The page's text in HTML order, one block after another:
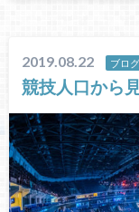
2019.08.22 ブログ
競技人口から